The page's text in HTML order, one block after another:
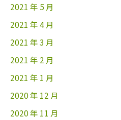
2021 年 5 月
2021 年 4 月
2021 年 3 月
2021 年 2 月
2021 年 1 月
2020 年 12 月
2020 年 11 月